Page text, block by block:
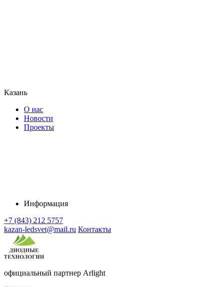
Казань
О нас
Новости
Проекты
Информация
+7 (843) 212 5757
kazan-ledsvet@mail.ru Контакты
официальный партнер Arlight